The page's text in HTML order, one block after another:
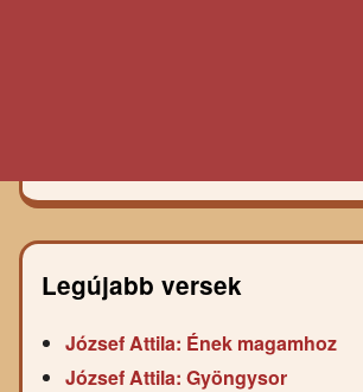
Legújabb versek
József Attila: Ének magamhoz
József Attila: Gyöngysor